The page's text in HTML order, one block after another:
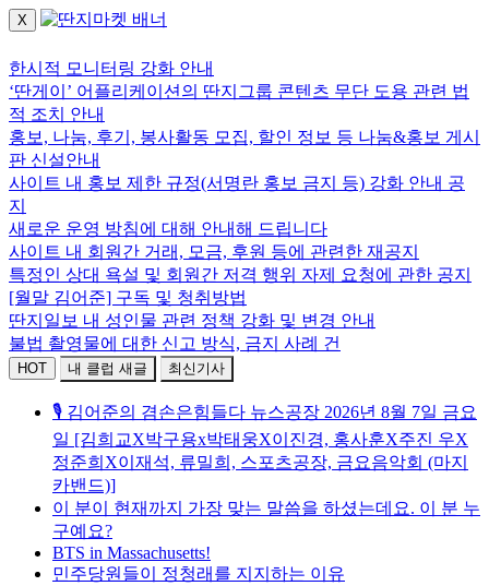
X
한시적 모니터링 강화 안내
‘딴게이’ 어플리케이션의 딴지그룹 콘텐츠 무단 도용 관련 법
적 조치 안내
홍보, 나눔, 후기, 봉사활동 모집, 할인 정보 등 나눔&홍보 게시
판 신설안내
사이트 내 홍보 제한 규정(서명란 홍보 금지 등) 강화 안내 공
지
새로운 운영 방침에 대해 안내해 드립니다
사이트 내 회원간 거래, 모금, 후원 등에 관련한 재공지
특정인 상대 욕설 및 회원간 저격 행위 자제 요청에 관한 공지
[월말 김어준] 구독 및 청취방법
딴지일보 내 성인물 관련 정책 강화 및 변경 안내
불법 촬영물에 대한 신고 방식, 금지 사례 건
HOT 내 클럽 새글 최신기사
🎙️ 김어준의 겸손은힘들다 뉴스공장 2026년 8월 7일 금요
일 [김희교X박구용x박태웅X이진경, 홍사훈X주진 우X
정준희X이재석, 류밀희, 스포츠공장, 금요음악회 (마지
카밴드)]
이 분이 현재까지 가장 맞는 말씀을 하셨는데요. 이 분 누
구예요?
BTS in Massachusetts!
민주당원들이 정청래를 지지하는 이유